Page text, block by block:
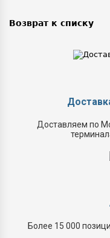
Возврат к списку
Доставляем по
Более 15 000